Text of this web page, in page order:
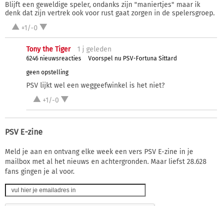
Blijft een geweldige speler, ondanks zijn "maniertjes" maar ik
denk dat zijn vertrek ook voor rust gaat zorgen in de spelersgroep.
+1/-0
Tony the Tiger 1 j geleden
6246 nieuwsreacties
Voorspel nu PSV-Fortuna Sittard
geen opstelling
PSV lijkt wel een weggeefwinkel is het niet?
+1/-0
PSV E-zine
Meld je aan en ontvang elke week een vers PSV E-zine in je
mailbox met al het nieuws en achtergronden. Maar liefst 28.628
fans gingen je al voor.